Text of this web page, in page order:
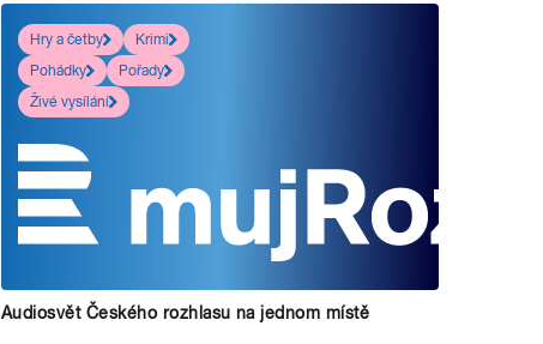
Hry a četby
Krimi
Pohádky
Pořady
Živé vysílání
Audiosvět Českého rozhlasu na jednom místě